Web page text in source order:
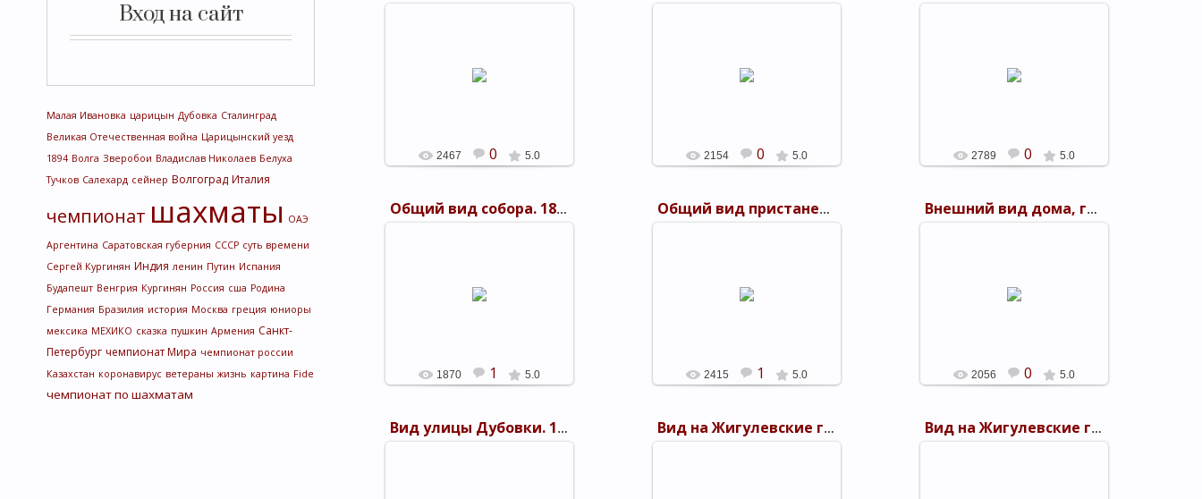
Вход на сайт
Малая Ивановка царицын Дубовка Сталинград
Великая Отечественная война Царицынский уезд
1894 Волга Зверобои Владислав Николаев Белуха
Тучков Салехард сейнер Волгоград Италия
чемпионат шахматы ОАЭ
Аргентина Саратовская губерния СССР суть времени
Сергей Кургинян Индия ленин Путин Испания
Будапешт Венгрия Кургинян Россия сша Родина
Германия Бразилия история Москва греция юниоры
мексика МЕХИКО сказка пушкин Армения Санкт-
Петербург чемпионат Мира чемпионат россии
Казахстан коронавирус ветераны жизнь картина Fide
чемпионат по шахматам
2467 0 5.0 2154 0 5.0
Вид на хлебную пристань в селе
Ровное. 1894 г. с. Ровное
2789 0 5.0
Общий вид собора. 1894 г. посад Дубовка
1870 1 5.0
Общий вид пристаней у Дубовки
Общий вид пристаней у Дубовки.
1894 г. посад Дубовка
2415 1 5.0
Внешний вид дома, где жил Е. Пугачев
Внешний вид дома, где жил Е.
Пугачев. 1894 г. посад Дубовка
2056 0 5.0
Вид улицы Дубовки. 1894 г. посад Дубовка Вид на Жигулевские горы со стороны реки Волги Вид на Жигулевские горы со стороны реки Волги